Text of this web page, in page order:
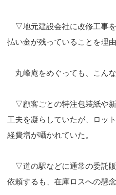
▽地元建設会社に改修工事
払い金が残っていることを理由
丸峰庵をめぐっても、こんな
▽顧客ごとの特注包装紙や
工夫を凝らしていたが、ロッ
経費増が囁かれていた。
▽道の駅などに通常の委託
依頼するも、在庫ロスへの懸